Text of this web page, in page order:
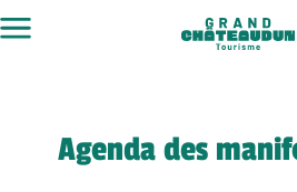
au
Agenda des